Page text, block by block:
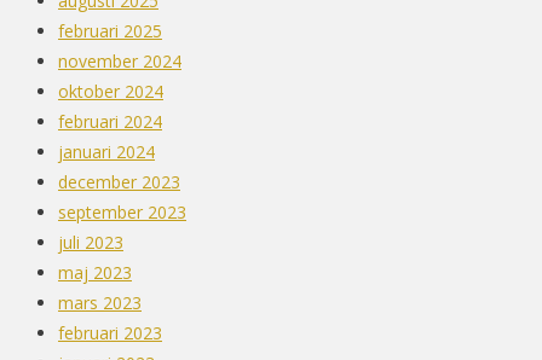
februari 2025
november 2024
oktober 2024
februari 2024
januari 2024
december 2023
september 2023
juli 2023
maj 2023
mars 2023
februari 2023